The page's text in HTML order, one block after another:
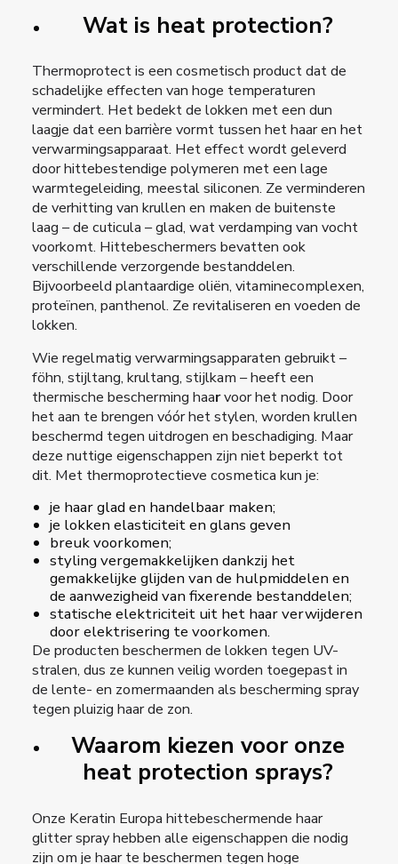
Wat is heat protection?
Thermoprotect is een cosmetisch product dat de
schadelijke effecten van hoge temperaturen
vermindert. Het bedekt de lokken met een dun
laagje dat een barrière vormt tussen het haar en het
verwarmingsapparaat. Het effect wordt geleverd
door hittebestendige polymeren met een lage
warmtegeleiding, meestal siliconen. Ze verminderen
de verhitting van krullen en maken de buitenste
laag – de cuticula – glad, wat verdamping van vocht
voorkomt. Hittebeschermers bevatten ook
verschillende verzorgende bestanddelen.
Bijvoorbeeld plantaardige oliën, vitaminecomplexen,
proteïnen, panthenol. Ze revitaliseren en voeden de
lokken.
Wie regelmatig verwarmingsapparaten gebruikt –
föhn, stijltang, krultang, stijlkam – heeft een
thermische bescherming haarvoor het nodig. Door
het aan te brengen vóór het stylen, worden krullen
beschermd tegen uitdrogen en beschadiging. Maar
deze nuttige eigenschappen zijn niet beperkt tot
dit. Met thermoprotectieve cosmetica kun je:
je haar glad en handelbaar maken;
je lokken elasticiteit en glans geven
breuk voorkomen;
styling vergemakkelijken dankzij het
gemakkelijke glijden van de hulpmiddelen en
de aanwezigheid van fixerende bestanddelen;
statische elektriciteit uit het haar verwijderen
door elektrisering te voorkomen.
De producten beschermen de lokken tegen UV-
stralen, dus ze kunnen veilig worden toegepast in
de lente- en zomermaanden als beschermingspray
tegen pluizig haarde zon.
Waarom kiezen voor onze
heat protection sprays?
Onze Keratin Europa hittebeschermendehaar
glitter sprayhebben alle eigenschappen die nodig
zijn om je haar te beschermen tegen hoge